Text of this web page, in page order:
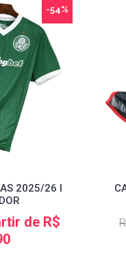
-54%
2025/26 I
de R$